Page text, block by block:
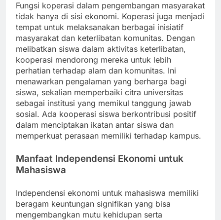
Fungsi koperasi dalam pengembangan masyarakat
tidak hanya di sisi ekonomi. Koperasi juga menjadi
tempat untuk melaksanakan berbagai inisiatif
masyarakat dan keterlibatan komunitas. Dengan
melibatkan siswa dalam aktivitas keterlibatan,
kooperasi mendorong mereka untuk lebih
perhatian terhadap alam dan komunitas. Ini
menawarkan pengalaman yang berharga bagi
siswa, sekalian memperbaiki citra universitas
sebagai institusi yang memikul tanggung jawab
sosial. Ada kooperasi siswa berkontribusi positif
dalam menciptakan ikatan antar siswa dan
memperkuat perasaan memiliki terhadap kampus.
Manfaat Independensi Ekonomi untuk
Mahasiswa
Independensi ekonomi untuk mahasiswa memiliki
beragam keuntungan signifikan yang bisa
mengembangkan mutu kehidupan serta